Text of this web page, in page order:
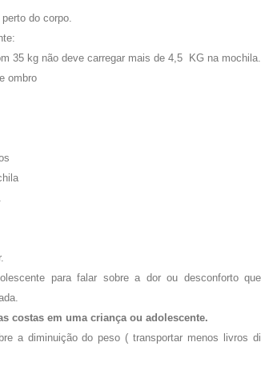
do corpo.
35 kg não deve carregar mais de 4,5 KG na mochila.
ombro
para falar sobre a dor ou desconforto
costas em uma criança ou adolescente.
a diminuição do peso ( transportar menos livros